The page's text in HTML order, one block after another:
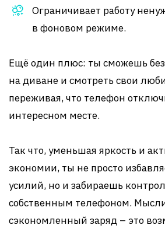
Ограничивает работу
в фоновом режиме.
Ещё один плюс: ты сможешь
на диване и смотреть свои
переживая, что телефон
интересном месте.
Так что, уменьшая яркость и
экономии, ты не просто
усилий, но и забираешь
собственным телефоном.
сэкономленный заряд – это